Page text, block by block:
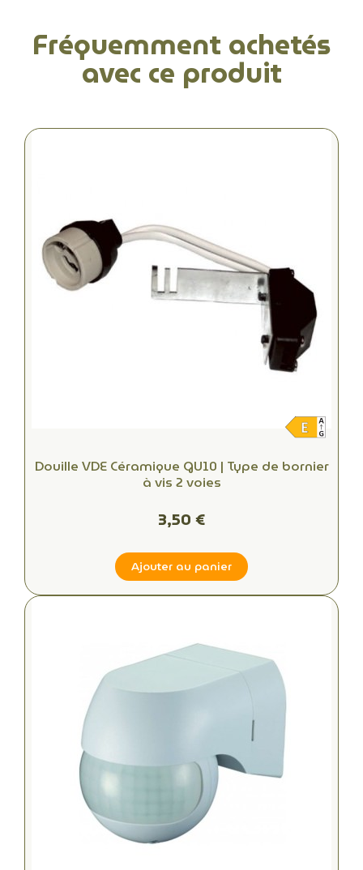
Fréquemment achetés
avec ce produit
Douille VDE Céramique GU10 | Type de bornier
à vis 2 voies
3,50 €
Ajouter au panier